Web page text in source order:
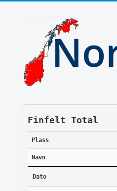
Finfelt Total
Plass
Navn
Dato